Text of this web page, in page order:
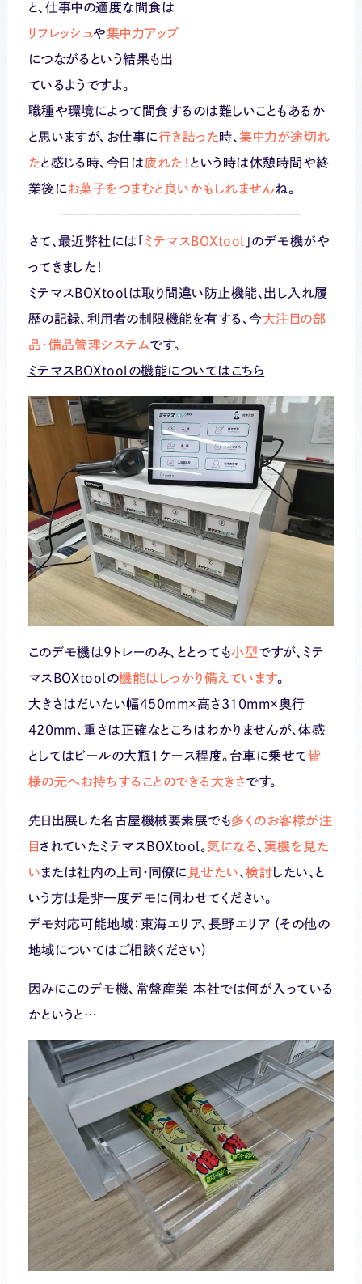
と、仕事中の適度な間食は
リフレッシュや集中力アップ
につながるという結果も出
ているようですよ。
職種や環境によって間食するのは難しいこともあるか
と思いますが、お仕事に行き詰った時、集中力が途切れ
たと感じる時、今日は疲れた！ という時は休憩時間や終
業後にお菓子をつまむと良いかもしれませんね。
さて、最近弊社には「 ミテマスBOXtool
」のデモ機がや
ってきました！
ミテマスBOXtoolは取り間違い防止機能、出し入れ履
歴の記録、利用者の制限機能を有する、今大注目の部
品・備品管理システムです。
ミテマスBOXtoolの機能についてはこちら
このデモ機は9トレーのみ、ととっても小型ですが、ミテ
マスBOXtoolの機能はしっかり備えています。
大きさはだいたい幅450mm×高さ310mm×奥行
420mm、重さは正確なところはわかりませんが、体感
としてはビールの大瓶1ケース程度。台車に乗せて皆
様の元へお持ちすることのできる大きさです。
先日出展した名古屋機械要素展でも多くのお客様が注
目 されていたミテマスBOXtool。気になる、 実機を見た
いまたは社内の上司・同僚に 見せたい、検討したい、と
いう方は是非一度デモに伺わせてください。
デモ対応可能地域：東海エリア、長野エリア (その他の
地域についてはご相談ください)
因みにこのデモ機、常盤産業 本社では何が入っている
かというと…